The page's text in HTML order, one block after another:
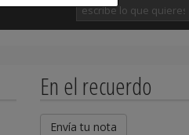
En el recuerdo
Envía tu nota